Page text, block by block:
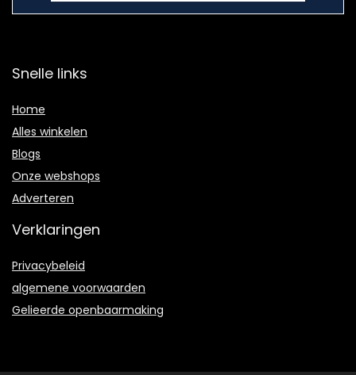
Snelle links
Home
Alles winkelen
Blogs
Onze webshops
Adverteren
Verklaringen
Privacybeleid
algemene voorwaarden
Gelieerde openbaarmaking